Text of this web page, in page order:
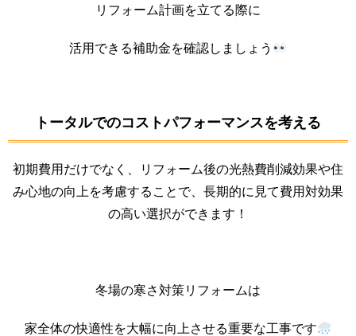
リフォーム計画を立てる際に
活用できる補助金を確認しましょう
トータルでのコストパフォーマンスを考える
初期費用だけでなく、リフォーム後の光熱費削減効果や住
み心地の向上を考慮することで、長期的に見て費用対効果
の高い選択ができます！
冬場の寒さ対策リフォームは
家全体の快適性を大幅に向上させる重要な工事です